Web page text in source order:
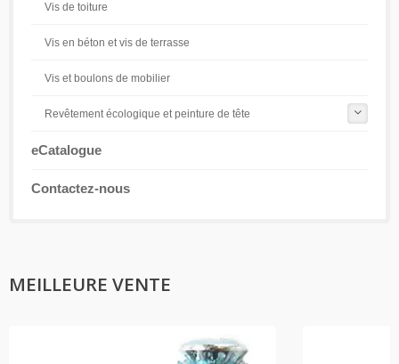
Vis de toiture
Vis en béton et vis de terrasse
Vis et boulons de mobilier
Revêtement écologique et peinture de tête
eCatalogue
Contactez-nous
MEILLEURE VENTE